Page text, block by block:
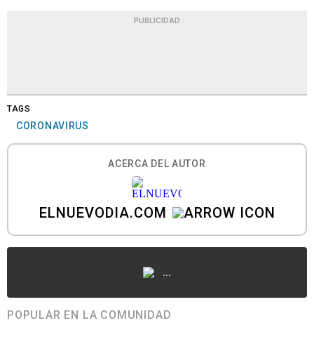
PUBLICIDAD
TAGS
CORONAVIRUS
ACERCA DEL AUTOR
ELNUEVODIA.COM
...
POPULAR EN LA COMUNIDAD